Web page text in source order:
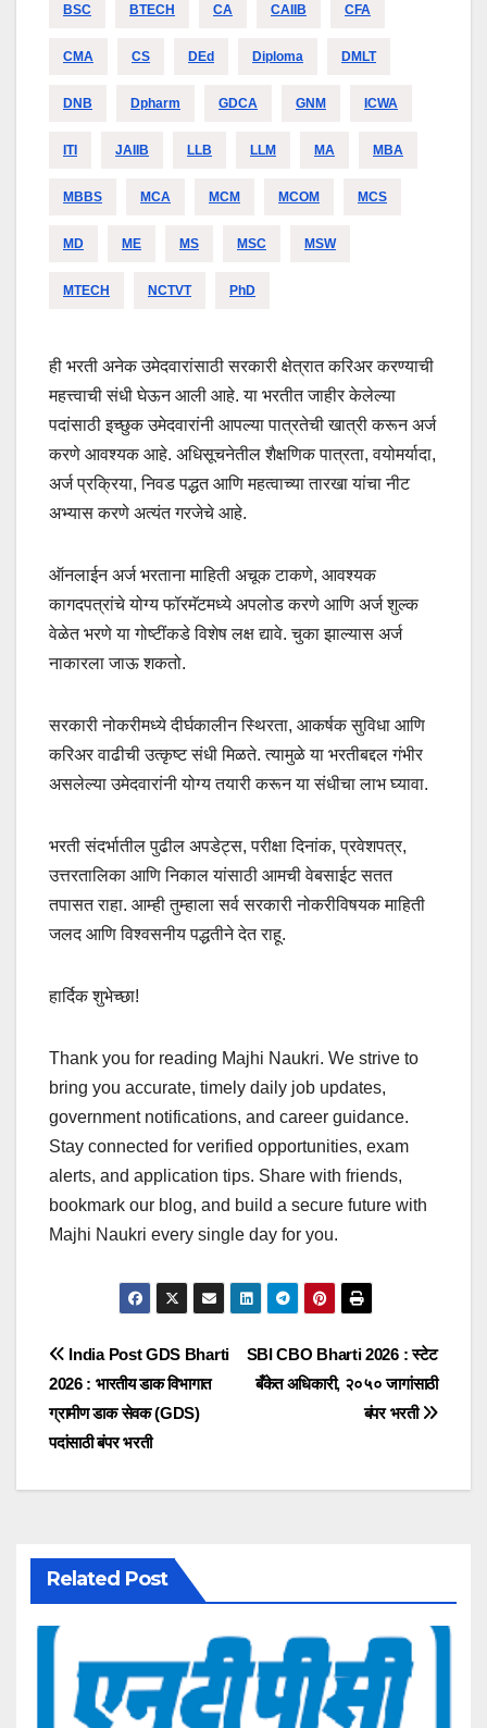
BSC BTECH CA CAIIB CFA
CMA CS DEd Diploma DMLT
DNB Dpharm GDCA GNM ICWA
ITI JAIIB LLB LLM MA MBA
MBBS MCA MCM MCOM MCS
MD ME MS MSC MSW
MTECH NCTVT PhD
ही भरती अनेक उमेदवारांसाठी सरकारी क्षेत्रात करिअर करण्याची
महत्त्वाची संधी घेऊन आली आहे. या भरतीत जाहीर केलेल्या
पदांसाठी इच्छुक उमेदवारांनी आपल्या पात्रतेची खात्री करून अर्ज
करणे आवश्यक आहे. अधिसूचनेतील शैक्षणिक पात्रता, वयोमर्यादा,
अर्ज प्रक्रिया, निवड पद्धत आणि महत्वाच्या तारखा यांचा नीट
अभ्यास करणे अत्यंत गरजेचे आहे.
ऑनलाईन अर्ज भरताना माहिती अचूक टाकणे, आवश्यक
कागदपत्रांचे योग्य फॉरमॅटमध्ये अपलोड करणे आणि अर्ज शुल्क
वेळेत भरणे या गोष्टींकडे विशेष लक्ष द्यावे. चुका झाल्यास अर्ज
नाकारला जाऊ शकतो.
सरकारी नोकरीमध्ये दीर्घकालीन स्थिरता, आकर्षक सुविधा आणि
करिअर वाढीची उत्कृष्ट संधी मिळते. त्यामुळे या भरतीबद्दल गंभीर
असलेल्या उमेदवारांनी योग्य तयारी करून या संधीचा लाभ घ्यावा.
भरती संदर्भातील पुढील अपडेट्स, परीक्षा दिनांक, प्रवेशपत्र,
उत्तरतालिका आणि निकाल यांसाठी आमची वेबसाईट सतत
तपासत राहा. आम्ही तुम्हाला सर्व सरकारी नोकरीविषयक माहिती
जलद आणि विश्वसनीय पद्धतीने देत राहू.
हार्दिक शुभेच्छा!
Thank you for reading Majhi Naukri. We strive to
bring you accurate, timely daily job updates,
government notifications, and career guidance.
Stay connected for verified opportunities, exam
alerts, and application tips. Share with friends,
bookmark our blog, and build a secure future with
Majhi Naukri every single day for you.
Post
navigation
SBI CBO Bharti 2026 : स्टेट
बँकेत अधिकारी, २०५० जागांसाठी
बंपर भरती
India Post GDS Bharti
2026 : भारतीय डाक विभागात
ग्रामीण डाक सेवक (GDS)
पदांसाठी बंपर भरती
Related Post